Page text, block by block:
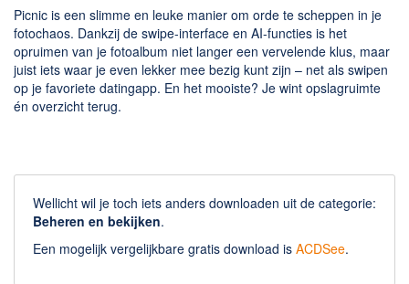
Picnic is een slimme en leuke manier om orde te scheppen in je
fotochaos. Dankzij de swipe-interface en AI-functies is het
opruimen van je fotoalbum niet langer een vervelende klus, maar
juist iets waar je even lekker mee bezig kunt zijn – net als swipen
op je favoriete datingapp. En het mooiste? Je wint opslagruimte
én overzicht terug.
Wellicht wil je toch iets anders downloaden uit de categorie:
Beheren en bekijken.
Een mogelijk vergelijkbare gratis download is ACDSee.